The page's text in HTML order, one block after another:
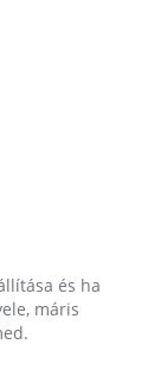
és ha
máris